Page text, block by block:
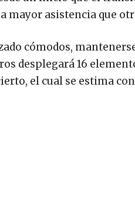
mayor asistencia que
cómodos,
desplegará 16
el cual se estima